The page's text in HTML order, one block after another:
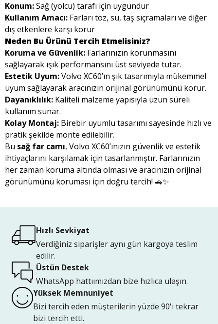
Konum:Sağ (yolcu) tarafı için uygundur
Kullanım Amacı: Farları toz, su, taş sıçramaları ve diğer
dış etkenlere karşı korur
Neden Bu Ürünü Tercih Etmelisiniz?
Koruma ve Güvenlik: Farlarınızın korunmasını
sağlayarak ışık performansını üst seviyede tutar.
Estetik Uyum:Volvo XC60’ın şık tasarımıyla mükemmel
uyum sağlayarak aracınızın orijinal görünümünü korur.
Dayanıklılık: Kaliteli malzeme yapısıyla uzun süreli
kullanım sunar.
Kolay Montaj: Birebir uyumlu tasarımı sayesinde hızlı ve
pratik şekilde monte edilebilir.
Bu sağ far camı, Volvo XC60’ınızın güvenlik ve estetik
ihtiyaçlarını karşılamak için tasarlanmıştır. Farlarınızın
her zaman koruma altında olması ve aracınızın orijinal
görünümünü koruması için doğru tercih! 🚗✨
Hızlı Sevkiyat
Verdiğiniz siparişler aynı gün kargoya teslim
edilir.
Üstün Destek
WhatsApp hattıımızdan bize hızlıca ulaşın.
Yüksek Memnuniyet
Bizi tercih eden müşterilerin yüzde 90'ı tekrar
bizi tercih etti.